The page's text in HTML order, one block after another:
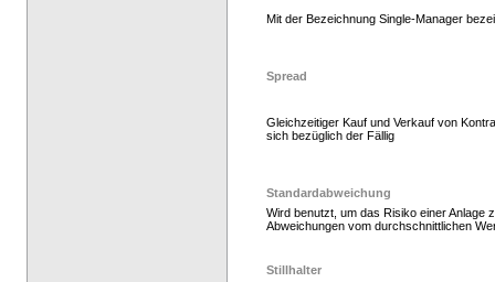
Mit der Bezeichnung Single-Manager
Spread
Gleichzeitiger Kauf und Verkauf von
sich bezüglich der Fällig
Standardabweichung
Wird benutzt, um das Risiko einer Anlage
Abweichungen vom durchschnittlichen
Stillhalter